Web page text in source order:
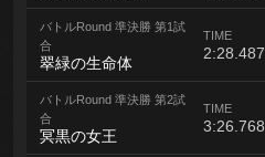
バトルRound 準決勝 第1試
合
翠緑の生命体
TIME
2:28.487
バトルRound 準決勝 第2試
合
冥黒の女王
TIME
3:26.768